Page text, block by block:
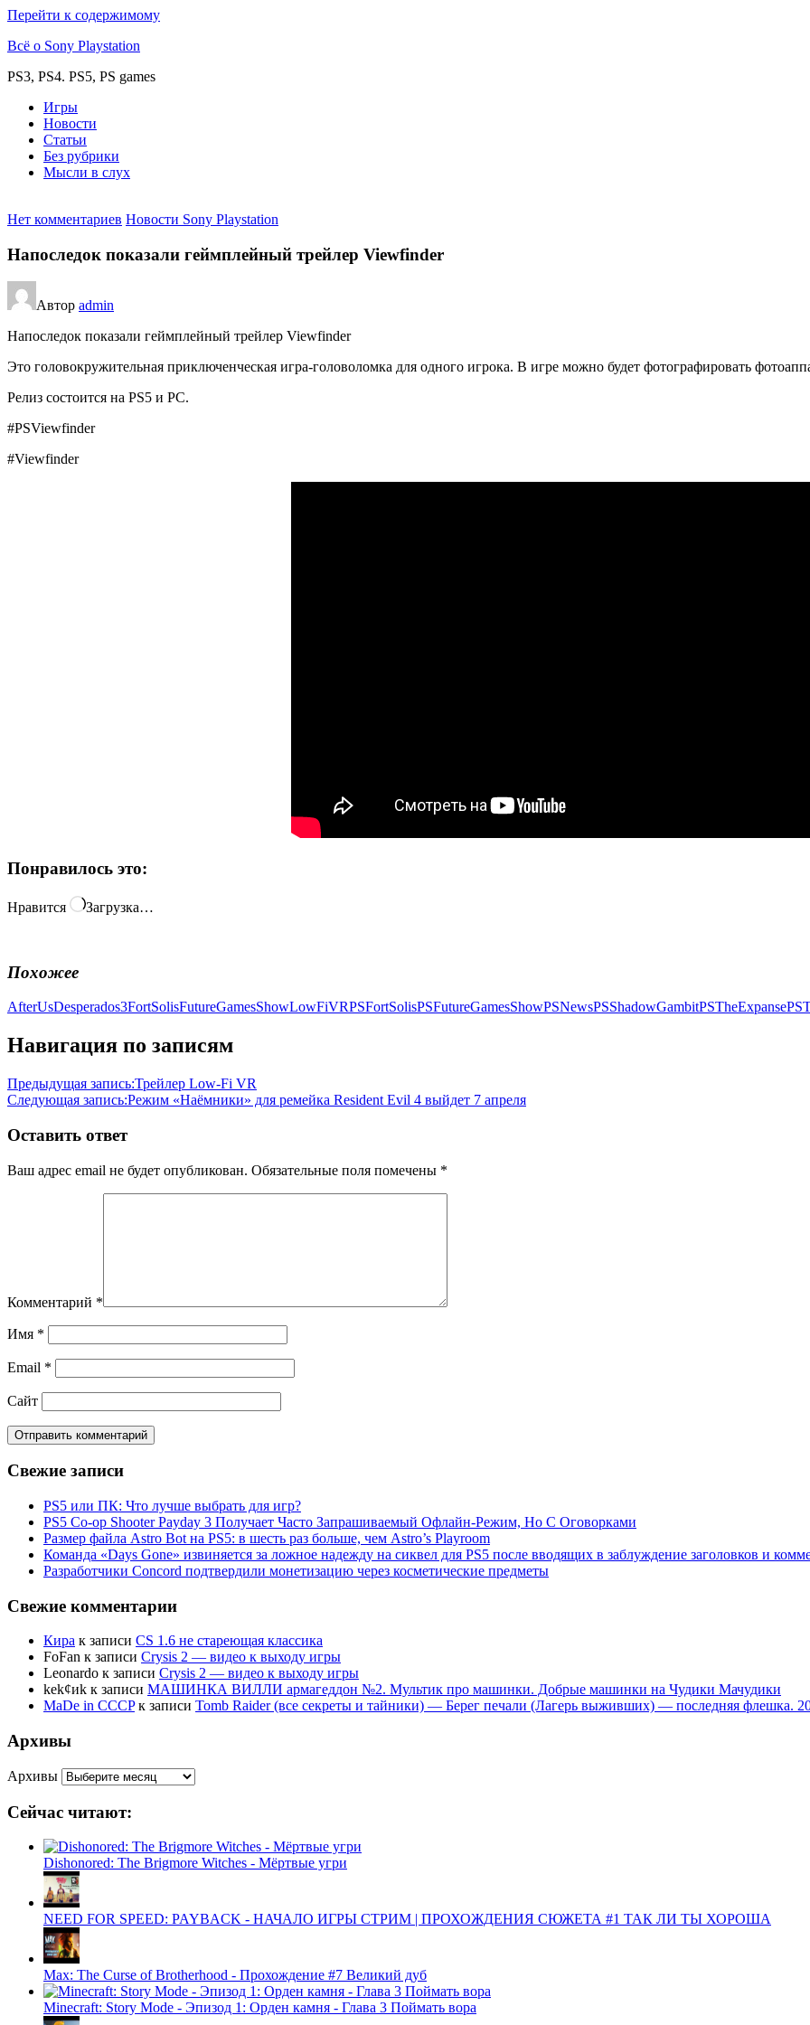
Перейти к содержимому
Всё о Sony Playstation
PS3, PS4. PS5, PS games
Игры
Новости
Статьи
Без рубрики
Мысли в слух
Нет комментариев Новости Sony Playstation
Напоследок показали геймплейный трейлер Viewfinder
Автор admin
Напоследок показали геймплейный трейлер Viewfinder
Это головокружительная приключенческая игра-головоломка для одного игрока. В игре можно будет фотографировать
Релиз состоится на PS5 и PC.
#PSViewfinder
#Viewfinder
Понравилось это:
Нравится Загрузка…
Похожее
AfterUsDesperados3FortSolisFutureGamesShowLowFiVRPSFortSolisPSFutureGamesShowPSNewsPSShadowGambitPSTheExpanse
Навигация по записям
Предыдущая запись:Трейлер Low-Fi VR
Следующая запись:Режим «Наёмники» для ремейка Resident Evil 4 выйдет 7 апреля
Оставить ответ
Ваш адрес email не будет опубликован. Обязательные поля помечены *
Комментарий *
Имя *
Email *
Сайт
Свежие записи
PS5 или ПК: Что лучше выбрать для игр?
PS5 Co-op Shooter Payday 3 Получает Часто Запрашиваемый Офлайн-Режим, Но С Оговорками
Размер файла Astro Bot на PS5: в шесть раз больше, чем Astro’s Playroom
Команда «Days Gone» извиняется за ложное надежду на сиквел для PS5 после вводящих в заблуждение заголовков и
Разработчики Concord подтвердили монетизацию через косметические предметы
Свежие комментарии
Кира к записи CS 1.6 не стареющая классика
FoFan к записи Crysis 2 — видео к выходу игры
Leonardo к записи Crysis 2 — видео к выходу игры
kek¢иk к записи МАШИНКА ВИЛЛИ армагеддон №2. Мультик про машинки. Добрые машинки на Чудики Мачудики
MaDe in CCCPк записи Tomb Raider (все секреты и тайники) — Берег печали (Лагерь выживших) — последняя флешка.
Архивы
Архивы
Сейчас читают:
Dishonored: The Brigmore Witches - Мёртвые угри
NEED FOR SPEED: PAYBACK - НАЧАЛО ИГРЫ СТРИМ | ПРОХОЖДЕНИЯ СЮЖЕТА #1 ТАК ЛИ ТЫ ХОРОША
Max: The Curse of Brotherhood - Прохождение #7 Великий дуб
Minecraft: Story Mode - Эпизод 1: Орден камня - Глава 3 Поймать вора